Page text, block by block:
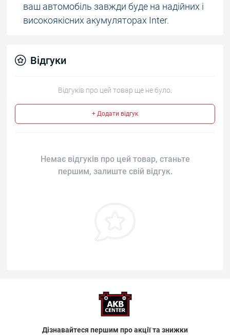
ваш автомобіль завжди буде на надійних і
високоякісних акумуляторах Inter.
Відгуки
Відгуків про цей товар ще не було.
+ Додати відгук
Немає відгуків про цей товар, станьте
першим, залиште свій відгук.
Дізнавайтеся першим про акції та знижки